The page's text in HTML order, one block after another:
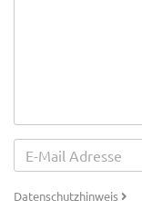
Datenschutzhinweis